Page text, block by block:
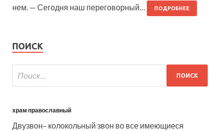
нем. — Сегодня наш переговорный…
ПОДРОБНЕЕ
ПОИСК
храм православный
Двузвон– колокольный звон во все имеющиеся